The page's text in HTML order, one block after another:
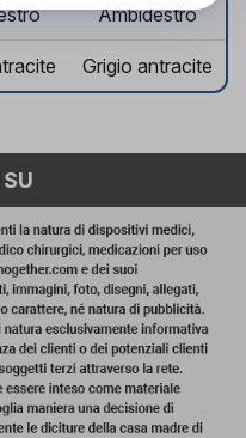
Ambidestro
Grigio antracite